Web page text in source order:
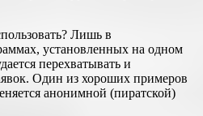
Лишь в
установленных на одном
перехватывать и
Один из хороших примеров
анонимной (пиратской)